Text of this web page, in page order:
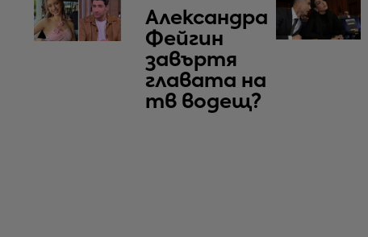
Александра
Фейгин
завъртя
главата на
тв водещ?